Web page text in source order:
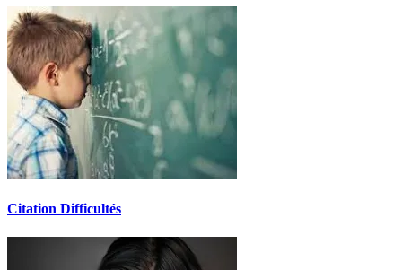
Citation Difficultés